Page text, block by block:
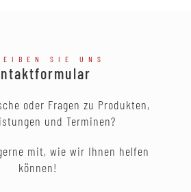
SIE UNS
oder Fragen zu Produkten,
und Terminen?
mit, wie wir Ihnen helfen
können!